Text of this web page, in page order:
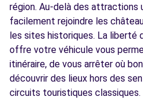
Free2Move Rent - NOISY
NOISY-LE-GRAND (C)
46 AVENUE EMILE
NOISY-LE-GRAND, 93160
Voir l'agence
région. Au-delà des attractions
facilement rejoindre les
les sites historiques. La liberté
offre votre véhicule vous
itinéraire, de vous arrêter où
découvrir des lieux hors des
circuits touristiques classiques.